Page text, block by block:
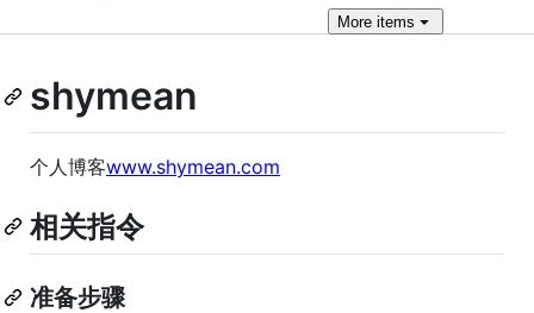
More items
shymean
个人博客www.shymean.com
相关指令
准备步骤